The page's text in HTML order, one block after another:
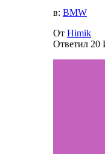
в: BMW
От Himik
Ответил 20